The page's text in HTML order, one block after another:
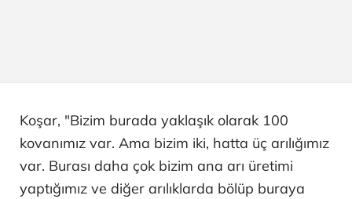
Koşar, "Bizim burada yaklaşık olarak 100
kovanımız var. Ama bizim iki, hatta üç arılığımız
var. Burası daha çok bizim ana arı üretimi
yaptığımız ve diğer arılıklarda bölüp buraya